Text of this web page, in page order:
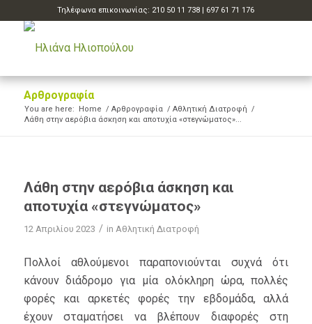
Τηλέφωνα επικοινωνίας: 210 50 11 738 | 697 61 71 176
Αρθρογραφία
You are here: Home / Αρθρογραφία / Αθλητική Διατροφή /
Λάθη στην αερόβια άσκηση και αποτυχία «στεγνώματος»...
Λάθη στην αερόβια άσκηση και
αποτυχία «στεγνώματος»
12 Απριλίου 2023 / in Αθλητική Διατροφή
Πολλοί αθλούμενοι παραπονιούνται συχνά ότι
κάνουν διάδρομο για μία ολόκληρη ώρα, πολλές
φορές και αρκετές φορές την εβδομάδα, αλλά
έχουν σταματήσει να βλέπουν διαφορές στη